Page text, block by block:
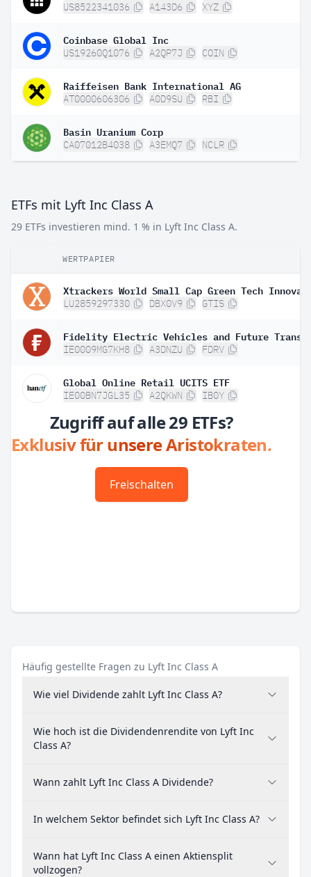
US8522341036 A143D6 XYZ
Coinbase Global Inc
US19260Q1076 A2QP7J COIN
Raiffeisen Bank International AG
AT0000606306 A0D9SU RBI
Basin Uranium Corp
CA07012B4038 A3EMQ7 NCLR
ETFs mit Lyft Inc Class A
29 ETFs investieren mind. 1 % in Lyft Inc Class A.
WERTPAPIER
LU2859297330 DBX0V9 GTIS
IE0009MG7KH8 A3DNZU FDRV
Global Online Retail UCITS ETF
IE00BN7JGL35 A2QKWN IB0Y
Zugriff auf alle 29 ETFs?
Exklusiv für unsere Aristokraten.
Freischalten
Häufig gestellte Fragen zu Lyft Inc Class A
Wie viel Dividende zahlt Lyft Inc Class A?
Wie hoch ist die Dividendenrendite von Lyft Inc
Class A?
Wann zahlt Lyft Inc Class A Dividende?
In welchem Sektor befindet sich Lyft Inc Class A?
Wann hat Lyft Inc Class A einen Aktiensplit
vollzogen?